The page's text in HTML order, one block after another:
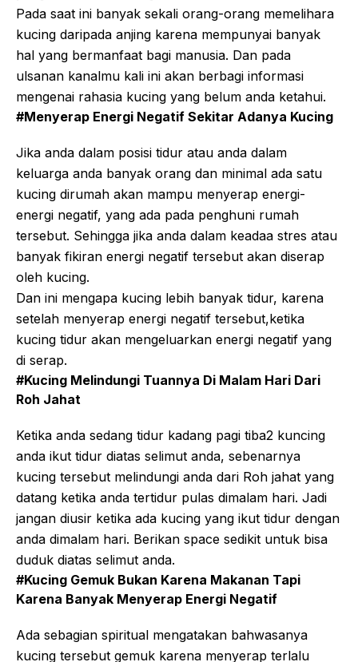
Pada saat ini banyak sekali orang-orang memelihara
kucing daripada anjing karena mempunyai banyak
hal yang bermanfaat bagi manusia. Dan pada
ulsanan kanalmu kali ini akan berbagi informasi
mengenai rahasia kucing yang belum anda ketahui.
#Menyerap Energi Negatif Sekitar Adanya Kucing
Jika anda dalam posisi tidur atau anda dalam
keluarga anda banyak orang dan minimal ada satu
kucing dirumah akan mampu menyerap energi-
energi negatif, yang ada pada penghuni rumah
tersebut. Sehingga jika anda dalam keadaa stres atau
banyak fikiran energi negatif tersebut akan diserap
oleh kucing.
Dan ini mengapa kucing lebih banyak tidur, karena
setelah menyerap energi negatif tersebut,ketika
kucing tidur akan mengeluarkan energi negatif yang
di serap.
#Kucing Melindungi Tuannya Di Malam Hari Dari
Roh Jahat
Ketika anda sedang tidur kadang pagi tiba2 kuncing
anda ikut tidur diatas selimut anda, sebenarnya
kucing tersebut melindungi anda dari Roh jahat yang
datang ketika anda tertidur pulas dimalam hari. Jadi
jangan diusir ketika ada kucing yang ikut tidur dengan
anda dimalam hari. Berikan space sedikit untuk bisa
duduk diatas selimut anda.
#Kucing Gemuk Bukan Karena Makanan Tapi
Karena Banyak Menyerap Energi Negatif
Ada sebagian spiritual mengatakan bahwasanya
kucing tersebut gemuk karena menyerap terlalu